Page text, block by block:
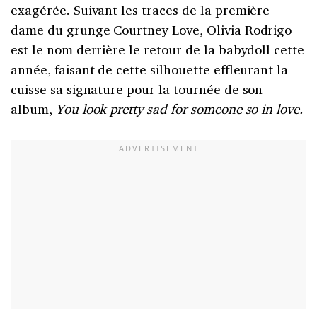
exagérée. Suivant les traces de la première
dame du grunge Courtney Love, Olivia Rodrigo
est le nom derrière le retour de la babydoll cette
année, faisant de cette silhouette effleurant la
cuisse sa signature pour la tournée de son
album, You look pretty sad for someone so in love.